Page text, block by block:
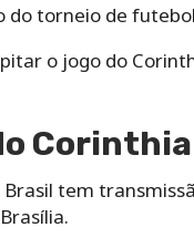
do torneio de
o jogo do
tem